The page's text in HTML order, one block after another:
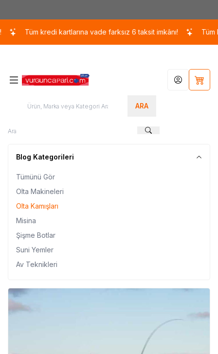
Tüm kredi kartlarına vade farksız 6 taksit imkânı! Tüm
ARA
Hesabım
Blog Kategorileri
Tümünü Gör
Olta Makineleri
Olta Kamışları
Misina
Şişme Botlar
Suni Yemler
Av Teknikleri